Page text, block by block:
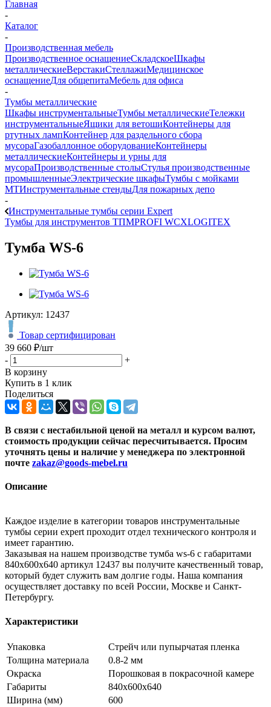
Главная
-
Каталог
-
Производственная мебель
Производственное оснащениеСкладскоеШкафы
металлическиеВерстакиСтеллажиМедицинское
оснащениеДля общепитаМебель для офиса
-
Тумбы металлические
Шкафы инструментальныеТумбы металлическиеТележки
инструментальныеЯщики для ветошиКонтейнеры для
ртутных лампКонтейнер для раздельного сбора
мусораГазобаллонное оборудованиеКонтейнеры
металлическиеКонтейнеры и урны для
мусораПроизводственные столыСтулья производственные
промышленныеЭлектрические шкафыТумбы с мойками
МТИнструментальные стендыДля пожарных депо
-
Инструментальные тумбы серии Expert
Тумбы для инструментов ТПМPROFI WСХLOGITEX
Тумба WS-6
Артикул: 12437
Товар сертифицирован
39 660 ₽/шт
-
+
В корзину
Купить в 1 клик
Поделиться
В связи с нестабильной ценой на металл и курсом валют,
стоимость продукции сейчас пересчитывается. Просим
уточнять цены и наличие у менеджера по электронной
почте zakaz@goods-mebel.ru
Описание
Каждое изделие в категории товаров инструментальные
тумбы серии expert проходит отдел технического контроля и
имеет гарантию.
Заказывая на нашем производстве тумба ws-6 с габаритами
840x600x640 артикул 12437 вы получите качественный товар,
который будет служить вам долгие годы. Наша компания
осуществляет доставку по всей России, Москве и Санкт-
Петербургу.
Характеристики
Упаковка
Стрейч или пупырчатая пленка
Толщина материала
0.8-2 мм
Окраска
Порошковая в покрасочной камере
Габариты
840x600x640
Ширина (мм)
600